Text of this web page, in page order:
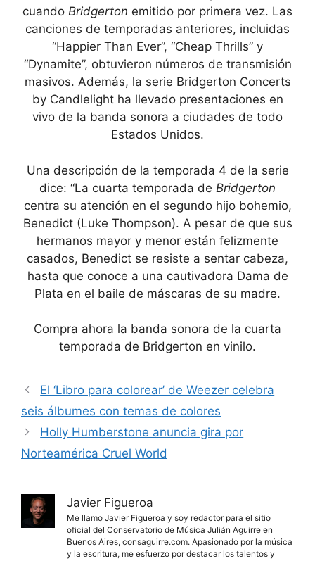
cuando Bridgerton emitido por primera vez. Las
canciones de temporadas anteriores, incluidas
“Happier Than Ever”, “Cheap Thrills” y
“Dynamite”, obtuvieron números de transmisión
masivos. Además, la serie Bridgerton Concerts
by Candlelight ha llevado presentaciones en
vivo de la banda sonora a ciudades de todo
Estados Unidos.
Una descripción de la temporada 4 de la serie
dice: “La cuarta temporada de Bridgerton
centra su atención en el segundo hijo bohemio,
Benedict (Luke Thompson). A pesar de que sus
hermanos mayor y menor están felizmente
casados, Benedict se resiste a sentar cabeza,
hasta que conoce a una cautivadora Dama de
Plata en el baile de máscaras de su madre.
Compra ahora la banda sonora de la cuarta
temporada de Bridgerton en vinilo.
El ‘Libro para colorear’ de Weezer celebra
seis álbumes con temas de colores
Holly Humberstone anuncia gira por
Norteamérica Cruel World
Javier Figueroa
Me llamo Javier Figueroa y soy redactor para el sitio
oficial del Conservatorio de Música Julián Aguirre en
Buenos Aires, consaguirre.com. Apasionado por la música
y la escritura, me esfuerzo por destacar los talentos y